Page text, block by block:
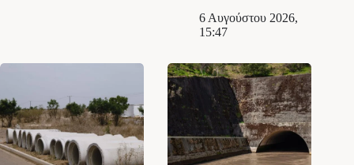
6 Αυγούστου 2026,
15:47